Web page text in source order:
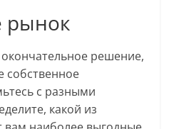
рынок
решение,
собственное
с разными
какой из